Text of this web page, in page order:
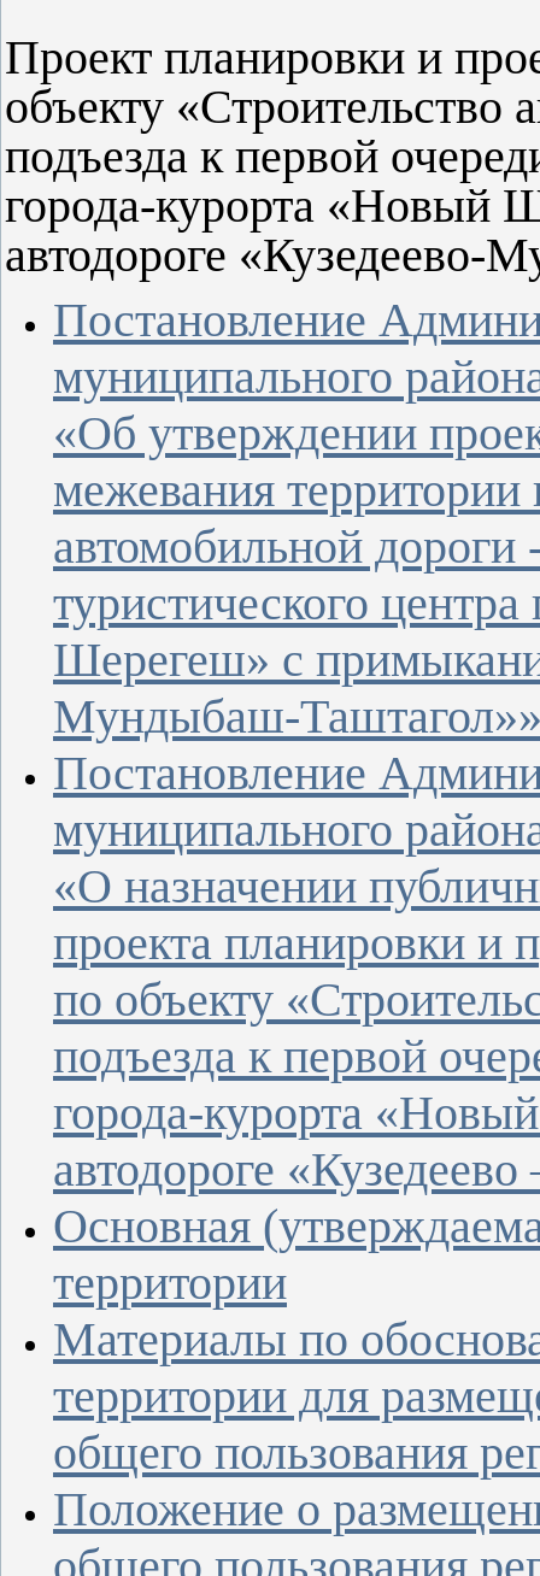
Проект планировки и
объекту «Строительство
подъезда к первой
города-курорта «Новый
автодороге
Постановление
муниципального
«Об утверждении
межевания территории
автомобильной дороги
туристического
Шерегеш» с
Мундыбаш-
Постановление
муниципального
«О назначении
проекта планировки и
по объекту
подъезда к первой
города-курорта
автодороге
Основная
территории
Материалы по
территории для
общего пользования
Положение о